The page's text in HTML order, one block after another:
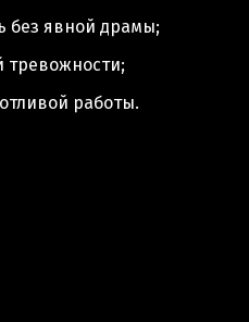
без явной драмы;
тревожности;
работы.